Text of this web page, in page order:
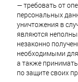
— требовать от
персональных
уничтожения в
являются
незаконно
необходимыми
а также
по защите своих